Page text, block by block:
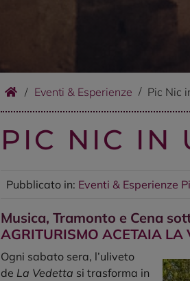
/ Eventi & Esperienze Pic Nic
PIC NIC IN
Pubblicato in: Eventi & Esperienze
Musica, Tramonto e Cena
AGRITURISMO ACETAIA LA
Ogni sabato sera, l’uliveto
de La Vedetta si trasforma in